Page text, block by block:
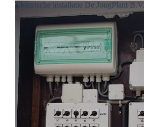
Elektrische installatie De JongPlant B.V.